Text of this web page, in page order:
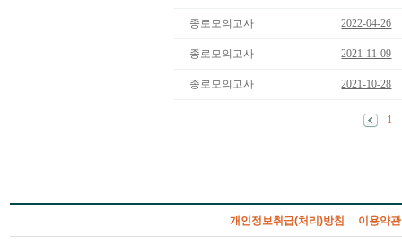
종로모의고사 2022-04-26
종로모의고사 2021-11-09
종로모의고사 2021-10-28
1
개인정보취급(처리)방침 이용약관